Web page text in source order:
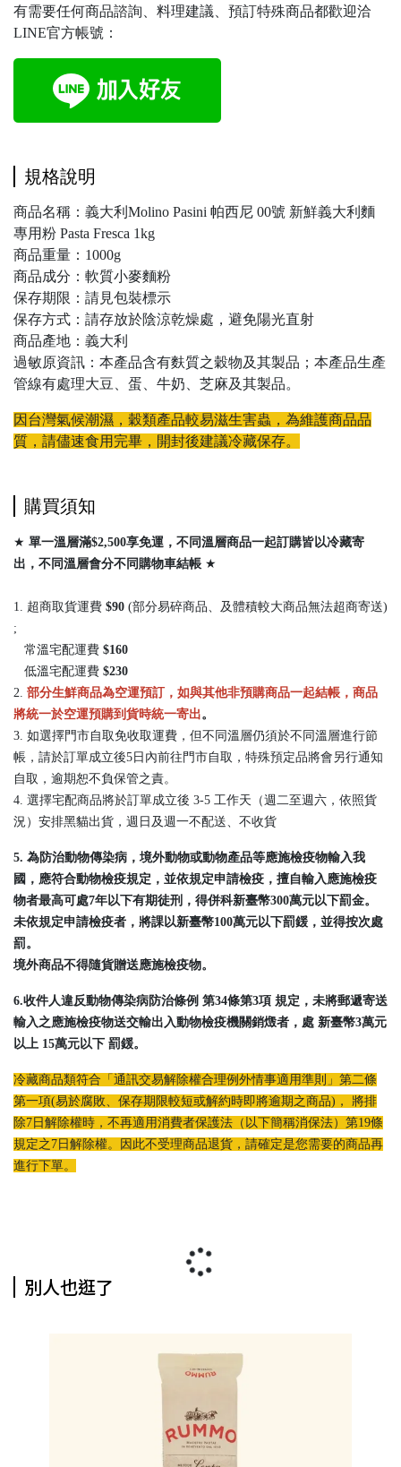
有需要任何商品諮詢、料理建議、預訂特殊商品都歡迎洽
LINE官方帳號：
規格說明
商品名稱：義大利Molino Pasini 帕西尼 00號 新鮮義大利麵
專用粉 Pasta Fresca 1kg
商品重量：1000g
商品成分：軟質小麥麵粉
保存期限：請見包裝標示
保存方式：請存放於陰涼乾燥處，避免陽光直射
商品產地：義大利
過敏原資訊：本產品含有麩質之穀物及其製品；本產品生產
管線有處理大豆、蛋、牛奶、芝麻及其製品。
因台灣氣候潮濕，穀類產品較易滋生害蟲，為維護商品品
質，請儘速食用完畢，開封後建議冷藏保存。
購買須知
★ 單一溫層滿$2,500享免運，不同溫層商品一起訂購皆以冷藏寄
出， 不同溫層會分不同購物車結帳 ★
1. 超商取貨運費 $90 (部分易碎商品、及體積較大商品無法超商寄送)
;
常溫宅配運費 $160
低溫宅配運費 $230
2. 部分生鮮商品為空運預訂，如與其他非預購商品一起結帳，商品
將統一於空運預購到貨時統一寄出。
3. 如選擇門市自取免收取運費，但不同溫層仍須於不同溫層進行節
帳，請於訂單成立後5日內前往門市自取，特殊預定品將會另行通知
自取，逾期恕不負保管之責。
4. 選擇宅配商品將於訂單成立後 3-5 工作天（週二至週六，依照貨
況）安排黑貓出貨，週日及週一不配送、不收貨
5. 為防治動物傳染病，境外動物或動物產品等應施檢疫物輸入我
國，應符合動物檢疫規定，並依規定申請檢疫，擅自輸入應施檢疫
物者最高可處7年以下有期徒刑，得併科新臺幣300萬元以下罰金。
未依規定申請檢疫者，將課以新臺幣100萬元以下罰鍰，並得按次處
罰。
境外商品不得隨貨贈送應施檢疫物。
6.收件人違反動物傳染病防治條例 第34條第3項 規定，未將郵遞寄送
輸入之應施檢疫物送交輸出入動物檢疫機關銷燬者，處 新臺幣3萬元
以上 15萬元以下 罰鍰。
冷藏商品類符合「通訊交易解除權合理例外情事適用準則」第二條
第一項(易於腐敗、保存期限較短或解約時即將逾期之商品)， 將排
除7日解除權時，不再適用消費者保護法（以下簡稱消保法）第19條
規定之7日解除權。因此不受理商品退貨，請確定是您需要的商品再
進行下單。
別人也逛了